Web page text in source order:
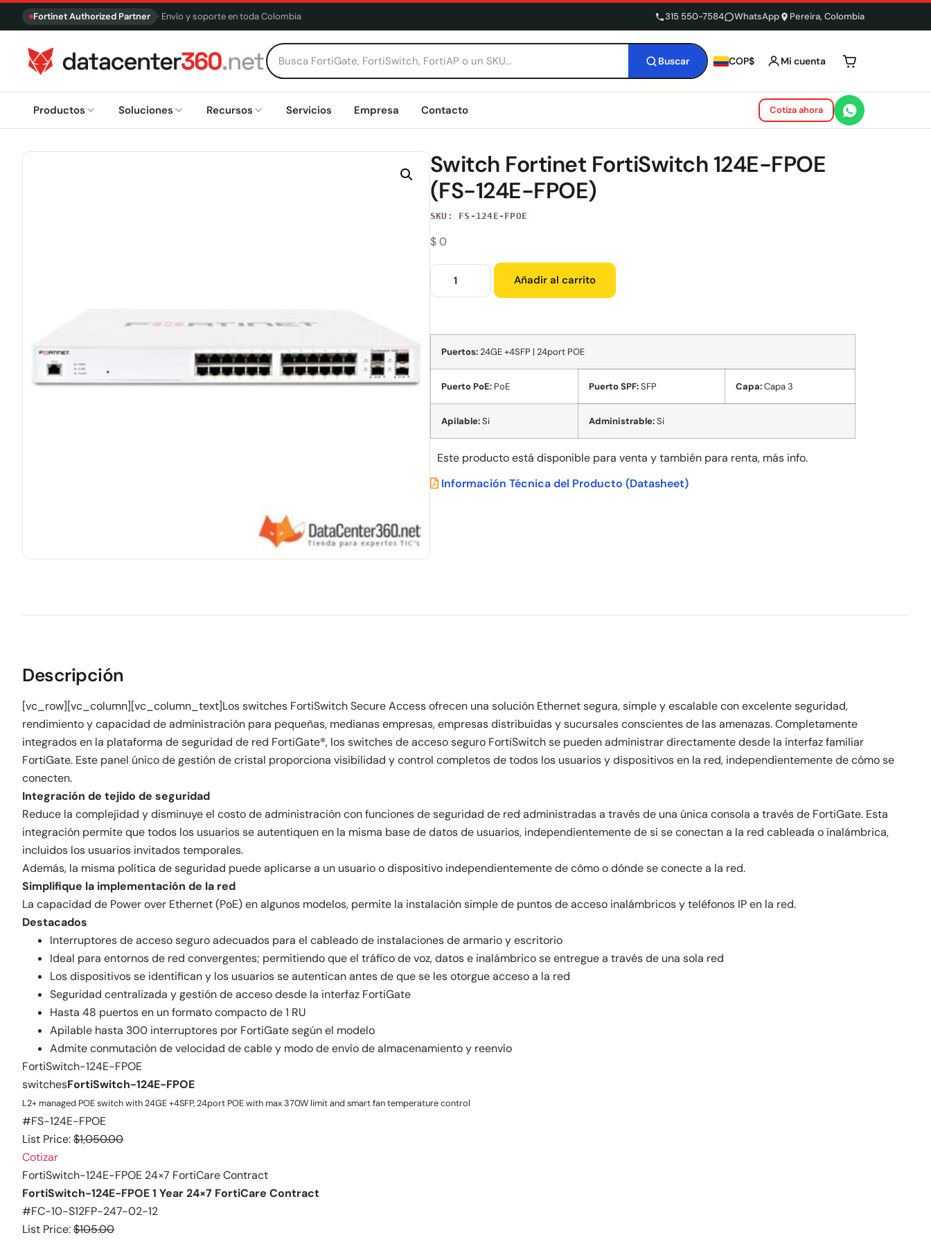
Fortinet Authorized Partner · Envío y soporte en toda Colombia 315 550-7584 WhatsApp Pereira, Colombia
Buscar COP$ Mi cuenta Tu carrito está
Productos Soluciones Recursos Servicios Empresa Contacto Cotiza ahora
Switch Fortinet FortiSwitch 124E-FPOE
(FS-124E-FPOE)
SKU: FS-124E-FPOE
$0
Añadir al carrito
Puertos:24GE +4SFP | 24port POE
Puerto PoE:PoE Puerto SPF:SFP Capa:Capa 3
Apilable:Si Administrable:Si
Este producto está disponible para venta y también para renta, más info.
Información Técnica del Producto (Datasheet)
Descripción
[vc_row][vc_column][vc_column_text]Los switches FortiSwitch Secure Access ofrecen una solución Ethernet segura, simple y escalable con excelente seguridad,
rendimiento y capacidad de administración para pequeñas, medianas empresas, empresas distribuidas y sucursales conscientes de las amenazas. Completamente
integrados en la plataforma de seguridad de red FortiGate®, los switches de acceso seguro FortiSwitch se pueden administrar directamente desde la interfaz familiar
FortiGate. Este panel único de gestión de cristal proporciona visibilidad y control completos de todos los usuarios y dispositivos en la red, independientemente de cómo se
conecten.
Integración de tejido de seguridad
Reduce la complejidad y disminuye el costo de administración con funciones de seguridad de red administradas a través de una única consola a través de FortiGate. Esta
integración permite que todos los usuarios se autentiquen en la misma base de datos de usuarios, independientemente de si se conectan a la red cableada o inalámbrica,
incluidos los usuarios invitados temporales.
Además, la misma política de seguridad puede aplicarse a un usuario o dispositivo independientemente de cómo o dónde se conecte a la red.
Simplifique la implementación de la red
La capacidad de Power over Ethernet (PoE) en algunos modelos, permite la instalación simple de puntos de acceso inalámbricos y teléfonos IP en la red.
Destacados
Interruptores de acceso seguro adecuados para el cableado de instalaciones de armario y escritorio
Ideal para entornos de red convergentes; permitiendo que el tráfico de voz, datos e inalámbrico se entregue a través de una sola red
Los dispositivos se identifican y los usuarios se autentican antes de que se les otorgue acceso a la red
Seguridad centralizada y gestión de acceso desde la interfaz FortiGate
Hasta 48 puertos en un formato compacto de 1 RU
Apilable hasta 300 interruptores por FortiGate según el modelo
Admite conmutación de velocidad de cable y modo de envío de almacenamiento y reenvío
FortiSwitch-124E-FPOE
switchesFortiSwitch-124E-FPOE
L2+ managed POE switch with 24GE +4SFP, 24port POE with max 370W limit and smart fan temperature control
#FS-124E-FPOE
List Price:$1,050.00
Cotizar
FortiSwitch-124E-FPOE 24×7 FortiCare Contract
FortiSwitch-124E-FPOE 1 Year 24×7 FortiCare Contract
#FC-10-S12FP-247-02-12
List Price:$105.00